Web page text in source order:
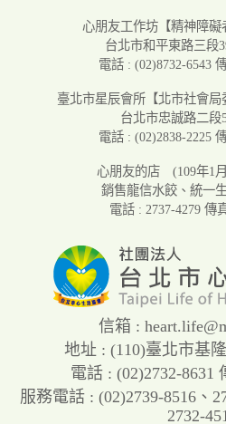
心朋友工作坊 【精神障
台北市和平東路三段
電話 : (02)8732-6543
臺北市星辰會所 【北市社會
台北市忠誠路二段
電話 : (02)2838-2225
心朋友的店 (109年1
銷售龍信水餃、統一
電話 : 2737-4279 傳
信箱 :
地址 : (110)臺北市基
電話 : (02)2732-8631
服務電話 : (02)2739-8516、
2732-